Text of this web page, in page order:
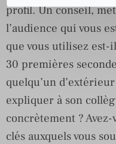
profil. Un conseil,
l’audience qui vous
que vous utilisez est-
30 premières
quelqu’un
expliquer à son
concrètement ?
clés auxquels vous